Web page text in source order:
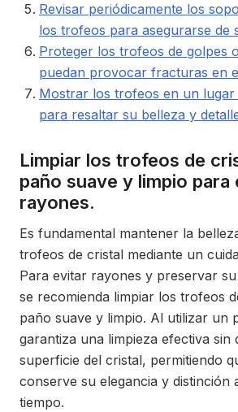
Revisar periódicamente los
los trofeos para asegurarse de
Proteger los trofeos de golpes
puedan provocar fracturas en
Mostrar los trofeos en un lugar
para resaltar su belleza y
Limpiar los trofeos de
paño suave y limpio para
rayones.
Es fundamental mantener la
trofeos de cristal mediante un
Para evitar rayones y preservar
se recomienda limpiar los trofeos
paño suave y limpio. Al utilizar un
garantiza una limpieza efectiva sin
superficie del cristal, permitiendo
conserve su elegancia y distinción
tiempo.